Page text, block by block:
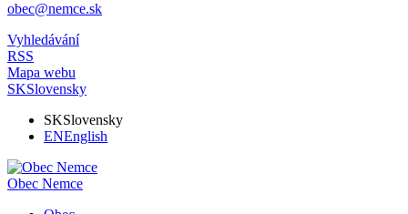
obec@nemce.sk
Vyhledávání
RSS
Mapa webu
SKSlovensky
SKSlovensky
ENEnglish
Obec Nemce